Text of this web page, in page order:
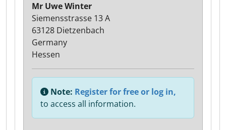
Mr Uwe Winter
Siemensstrasse 13 A
63128 Dietzenbach
Germany
Hessen
Note: Register for free or log in,
to access all information.